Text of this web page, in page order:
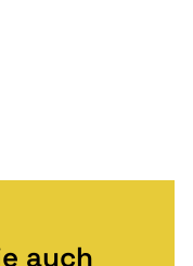
auch